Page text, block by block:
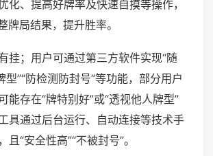
化、提高好牌率及快速自摸等操作，
牌局结果，提升胜率。
挂；用户可通过第三方软件实现“随
型”“防检测防封号”等功能，部分用户
能存在“牌特别好”或“透视他人牌型”
具通过后台运行、自动连接等技术手
“安全性高”“不被封号”。